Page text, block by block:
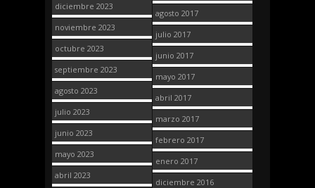
diciembre 2023
noviembre 2023
octubre 2023
septiembre 2023
agosto 2023
julio 2023
junio 2023
mayo 2023
abril 2023
agosto 2017
julio 2017
junio 2017
mayo 2017
abril 2017
marzo 2017
febrero 2017
enero 2017
diciembre 2016